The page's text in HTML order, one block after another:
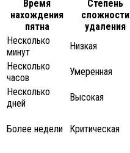
Время
нахождения
пятна
Степень
сложности
удаления
Несколько
минут
Низкая
Несколько
часов
Умеренная
Несколько
дней
Высокая
Более недели Критическая